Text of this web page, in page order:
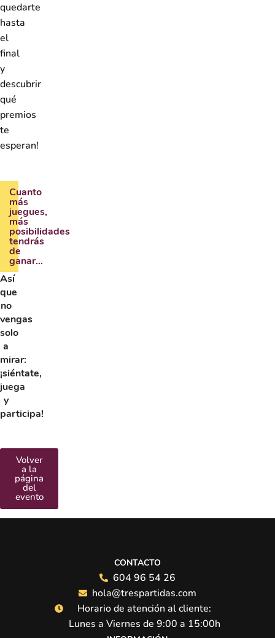
quedarte
hasta
el
final
y
descubrir
qué
premios
te
esperan!
Cuanto
más
juegues,
más
posibilidades
tendrás
de
ganar…
Así
que
no
vengas
solo
a
mirar:
¡siéntate,
juega
y
participa!
Volver
a la
página
del
evento
CONTACTO
604 96 54 26
hola@trespartidas.com
Horario de atención al cliente:
Lunes a Viernes de 9:00 a 15:00h